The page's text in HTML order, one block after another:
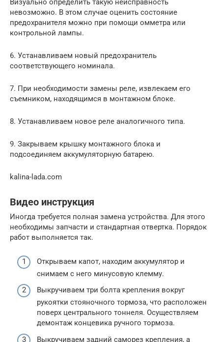
Визуально определить такую неисправность
невозможно. В этом случае оценить состояние
предохранителя можно при помощи омметра или
контрольной лампы.
6. Устанавливаем новый предохранитель
соответствующего номинала.
7. При необходимости замены реле, извлекаем его
съемником, находящимся в монтажном блоке.
8. Устанавливаем новое реле аналогичного типа.
9. Закрываем крышку монтажного блока и
подсоединяем аккумуляторную батарею.
kalina-lada.com
Видео инструкция
Иногда требуется полная замена устройства. Для этого
необходимы запчасти и стандартная отвертка. Порядок
работ выполняется так.
Открываем капот, находим аккумулятор и
снимаем с него минусовую клемму.
Выкручиваем три болта крепления вокруг
рукоятки стояночного тормоза, что расположен
поверх центрального тоннеля. Осуществляем
демонтаж концевика ручного тормоза.
Выкручиваем задний саморез крепления, а